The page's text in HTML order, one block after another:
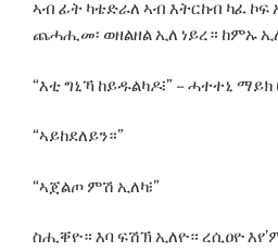
ኣብ ፊት ካቴድራለ ኣብ እትርከብ ካፈ ኮፍ
ጨሓሒመ፡ ወዘልዘል ኢለ ነይረ። ከምኡ
“እቲ ግኒኻ ከይዱልካዶ፧” – ሓተተኒ
“ኣይከደለይን።”
“ኣጀልጦ ምሽ ኢለካ፧”
ስሒቐዮ። እባ ፍሽኽ ኢለዮ። ረሲዐዮ